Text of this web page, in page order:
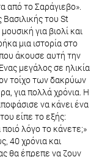
από το Σαράγιεβο».
του St
για βιολί και
μια ιστορία στο
άκουσε αυτή την
μεγάλος σε ηλικία
τοίχο των δακρύων
για πολλά χρόνια. Η
να κάνει ένα
είπε το εξής:
λόγο το κάνετε;»
40 χρόνια και
θα έπρεπε να ζουν